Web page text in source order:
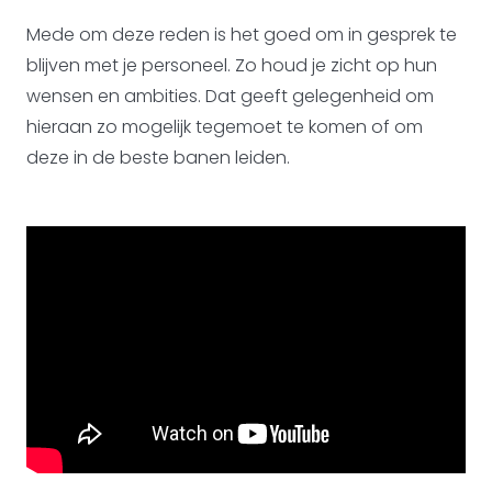
Mede om deze reden is het goed om in gesprek te
blijven met je personeel. Zo houd je zicht op hun
wensen en ambities. Dat geeft gelegenheid om
hieraan zo mogelijk tegemoet te komen of om
deze in de beste banen leiden.